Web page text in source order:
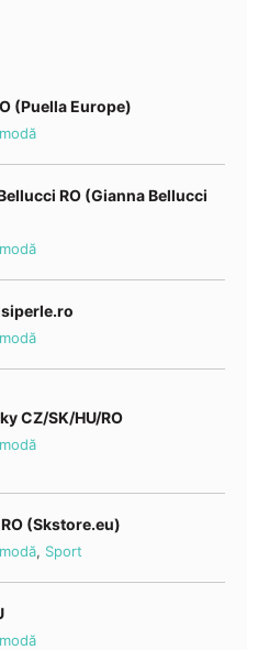
(Puella Europe)
RO (Gianna Bellucci
CZ/SK/HU/RO
(Skstore.eu)
, Sport